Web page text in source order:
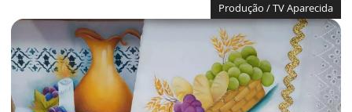
Produção / TV Aparecida